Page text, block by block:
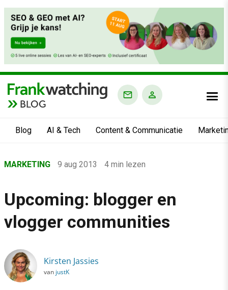
BLOG
Blog AI & Tech Content & Communicatie
›
›
Marketing
Upcoming: blogger en vlogger communities
MARKETING 9 aug 2013 4 min lezen
Upcoming: blogger en
vlogger communities
Kirsten Jassies
van justK